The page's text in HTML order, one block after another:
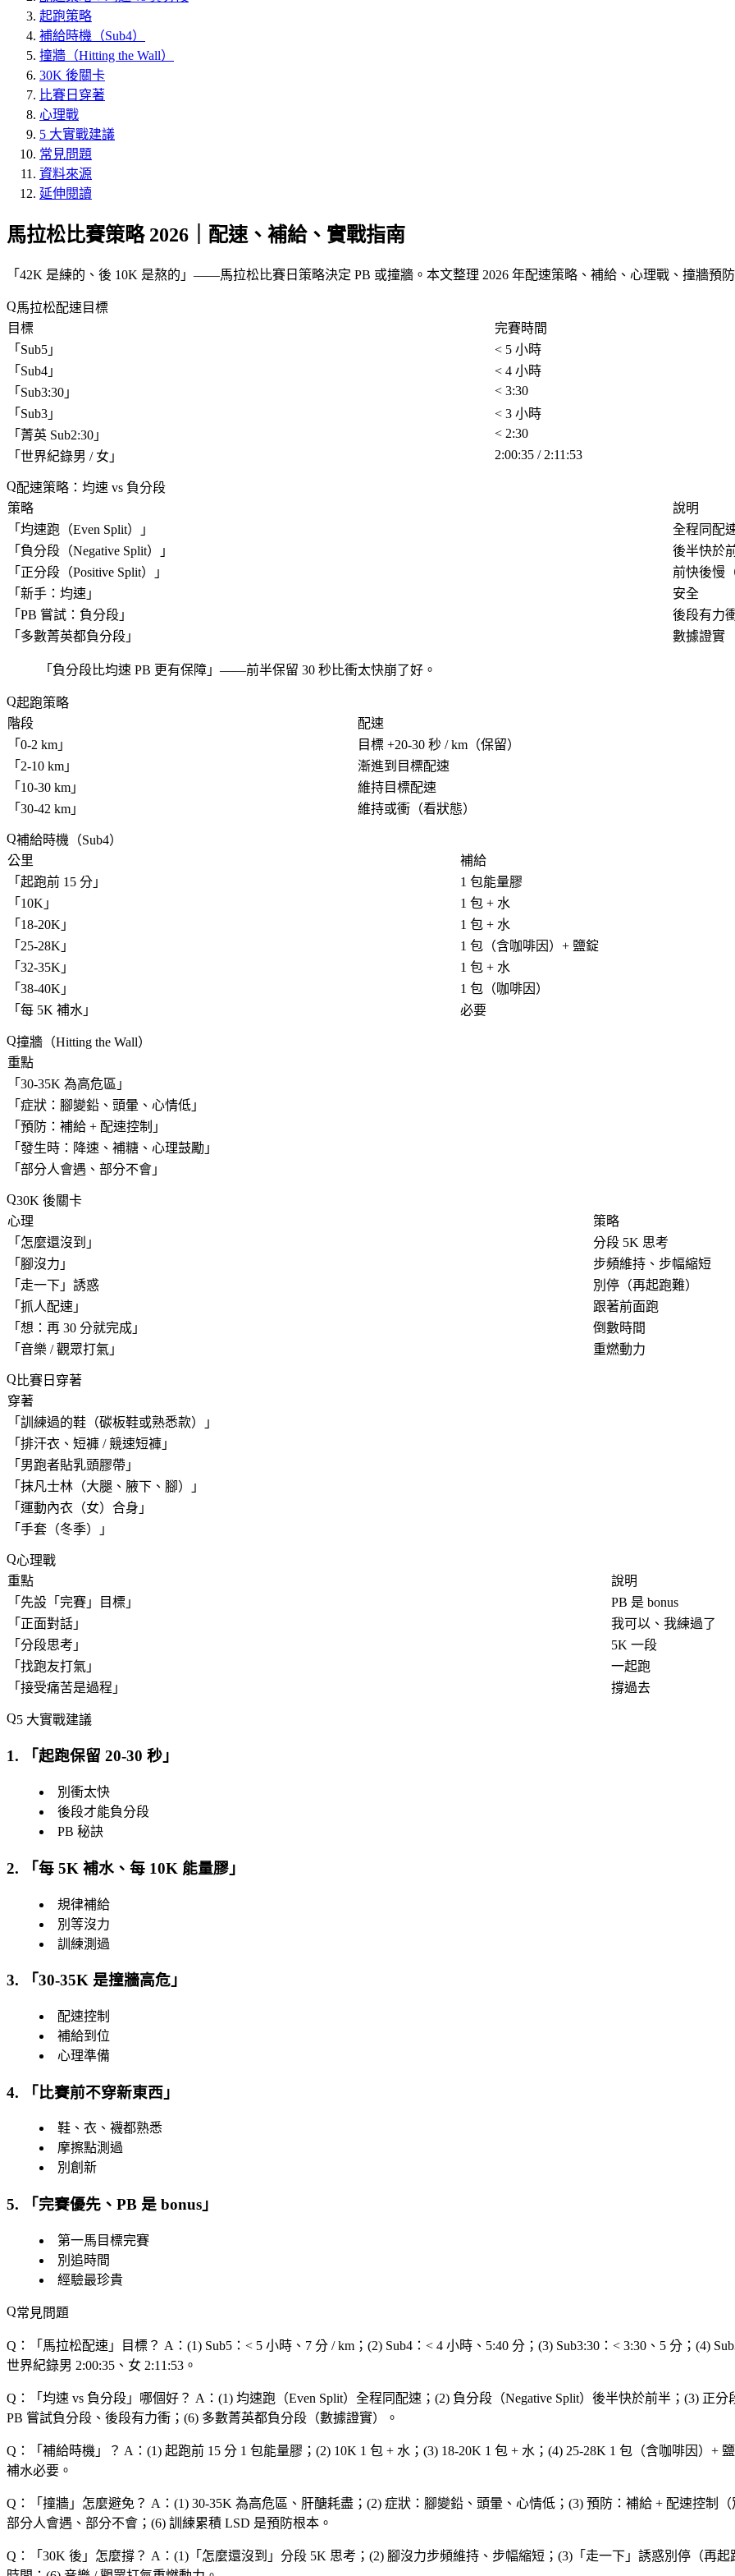
起跑策略
補給時機（Sub4）
撞牆（Hitting the Wall）
30K 後關卡
比賽日穿著
心理戰
5 大實戰建議
常見問題
資料來源
延伸閱讀
馬拉松比賽策略 2026｜配速、補給、實戰指南
「 42K 是練的、後 10K 是熬的 」——馬拉松比賽日策略決定 PB 或撞牆。本文整理 2026 年配速策略、補給、心理戰、撞牆預防
馬拉松配速目標
目標
完賽時間
「 Sub5 」 < 5 小時
「 Sub4 」 < 4 小時
「 Sub3:30 」 < 3:30
「 Sub3 」 < 3 小時
「 菁英 Sub2:30 」 < 2:30
「 世界紀錄男 / 女 」 2:00:35 / 2:11:53
配速策略：均速 vs 負分段
策略
說明
「 均速跑（Even Split） 」
全程同配
「 負分段（Negative Split） 」
後半快於
「 正分段（Positive Split） 」
前快後慢
「 新手：均速 」
安全
「 PB 嘗試：負分段 」
後段有力
「 多數菁英都負分段 」 數據證實
「 負分段比均速 PB 更有保障 」——前半保留 30 秒比衝太快崩了好。
起跑策略
階段
配速
「 0-2 km 」
目標 +20-30 秒 / km（保留）
「 2-10 km 」
漸進到目標配速
「 10-30 km 」
維持目標配速
「 30-42 km 」 維持或衝（看狀態）
補給時機（Sub4）
公里
補給
「 起跑前 15 分 」
1 包能量膠
「 10K 」
1 包 + 水
「 18-20K 」
1 包 + 水
「 25-28K 」
1 包（含咖啡因）+ 鹽錠
「 32-35K 」
1 包 + 水
「 38-40K 」
1 包（咖啡因）
「 每 5K 補水 」 必要
撞牆（Hitting the Wall）
重點
「 30-35K 為高危區 」
「 症狀：腳變鉛、頭暈、心情低 」
「 預防：補給 + 配速控制 」
「 發生時：降速、補糖、心理鼓勵 」
「 部分人會遇、部分不會 」
30K 後關卡
心理
策略
「怎麼還沒到」
分段 5K 思考
「 腳沒力 」
步頻維持、步幅縮短
「走一下」誘惑
別停（再起跑難）
「 抓人配速 」
跟著前面跑
「 想：再 30 分就完成 」
倒數時間
「 音樂 / 觀眾打氣 」 重燃動力
比賽日穿著
穿著
「 訓練過的鞋（碳板鞋或熟悉款） 」
「 排汗衣、短褲 / 競速短褲 」
「 男跑者貼乳頭膠帶 」
「 抹凡士林（大腿、腋下、腳） 」
「 運動內衣（女）合身 」
「 手套（冬季） 」
心理戰
重點
說明
「 先設「 完賽 」目標 」
PB 是 bonus
「 正面對話 」
我可以、我練過了
「 分段思考 」
5K 一段
「 找跑友打氣 」
一起跑
「 接受痛苦是過程 」 撐過去
5 大實戰建議
1. 「起跑保留 20-30 秒 」
別衝太快
後段才能負分段
PB 秘訣
2. 「每 5K 補水、每 10K 能量膠 」
規律補給
別等沒力
訓練測過
3. 「30-35K 是撞牆高危 」
配速控制
補給到位
心理準備
4. 「比賽前不穿新東西 」
鞋、衣、襪都熟悉
摩擦點測過
別創新
5. 「 完賽優先、PB 是 bonus 」
第一馬目標完賽
別追時間
經驗最珍貴
常見問題
Q：「 馬拉松配速 」目標？ A：(1) Sub5：< 5 小時、7 分 / km；(2) Sub4：< 4 小時、5:40 分；(3) Sub3:30：< 3:30、5 分；(4)
世界紀錄男 2:00:35、女 2:11:53。
Q：「 均速 vs 負分段 」哪個好？ A：(1) 均速跑（Even Split）全程同配速；(2) 負分段（Negative Split）後半快於前半；(3) 正
PB 嘗試負分段、後段有力衝；(6) 多數菁英都負分段（數據證實）。
Q：「 補給時機 」？ A：(1) 起跑前 15 分 1 包能量膠；(2) 10K 1 包 + 水；(3) 18-20K 1 包 + 水；(4) 25-28K 1 包（含咖啡因）+
補水必要。
Q：「 撞牆 」怎麼避免？ A：(1) 30-35K 為高危區、肝醣耗盡；(2) 症狀：腳變鉛、頭暈、心情低；(3) 預防：補給 + 配速控制
部分人會遇、部分不會；(6) 訓練累積 LSD 是預防根本。
Q：「 30K 後 」怎麼撐？ A：(1)「怎麼還沒到」分段 5K 思考；(2) 腳沒力步頻維持、步幅縮短；(3)「走一下」誘惑別停（再